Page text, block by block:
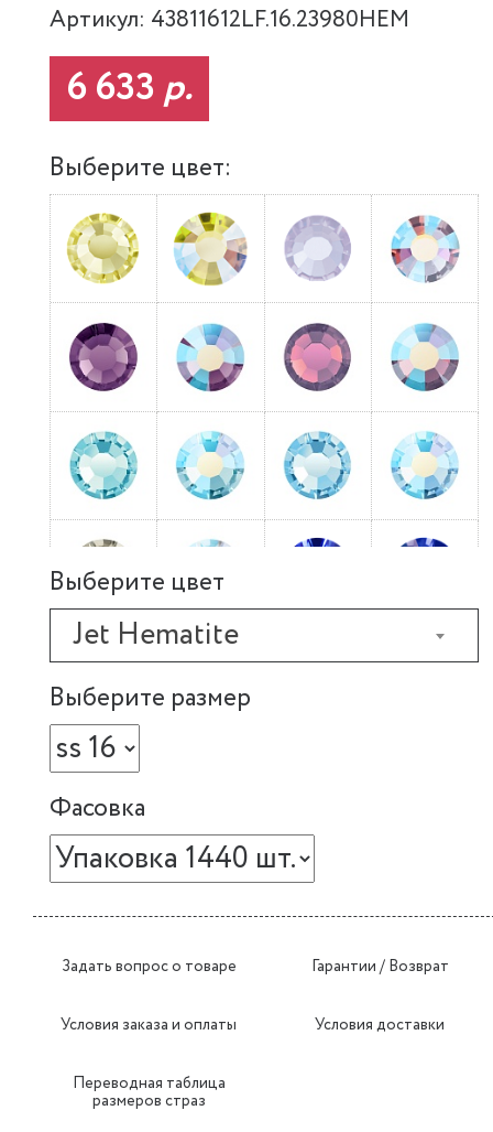
Артикул: 43811612LF.16.23980HEM
6 633 р.
Выберите цвет:
Выберите цвет
Jet Hematite
Выберите размер
Фасовка
Задать вопрос о товаре Гарантии / Возврат
Условия заказа и оплаты Условия доставки
Переводная таблица
размеров страз